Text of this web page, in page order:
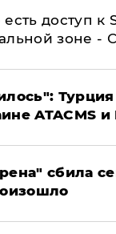
доступ к
зоне -
ATACMS и
сбила